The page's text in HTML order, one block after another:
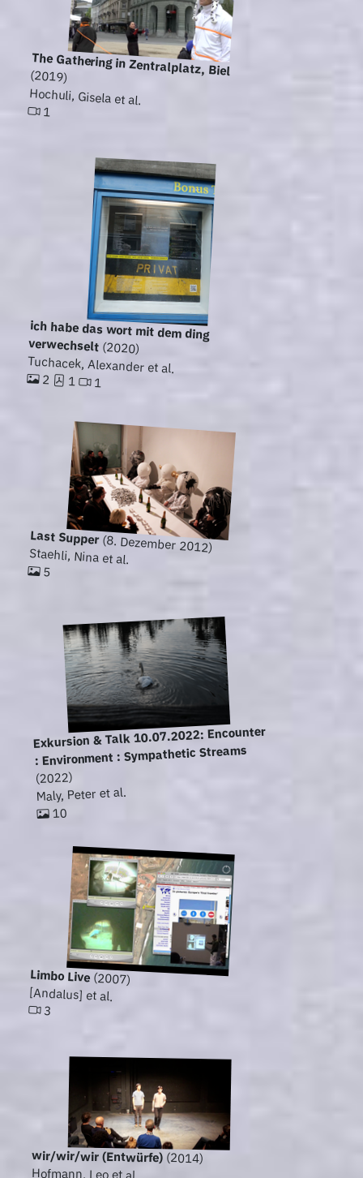
The Gathering in Zentralplatz, Biel
(2019)
Hochuli, Gisela et al.
1
ich habe das wort mit dem ding
verwechselt (2020)
Tuchacek, Alexander et al.
2 1 1
Last Supper(8. Dezember 2012)
Staehli, Nina et al.
5
Exkursion & Talk 10.07.2022: Encounter
: Environment : Sympathetic Streams
(2022)
Maly, Peter et al.
10
Limbo Live(2007)
[Andalus] et al.
3
wir/wir/wir (Entwürfe) (2014)
Hofmann, Leo et al.